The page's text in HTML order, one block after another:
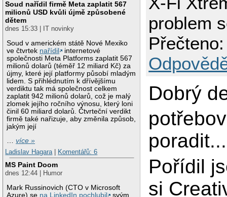
Soud nařídil firmě Meta zaplatit 567
milionů USD kvůli újmě způsobené
dětem
dnes 15:33 | IT novinky
Soud v americkém státě Nové Mexiko
ve čtvrtek nařídil
internetové
společnosti Meta Platforms zaplatit 567
milionů dolarů (téměř 12 miliard Kč) za
újmy, které její platformy působí mladým
lidem. S přihlédnutím k dřívějšímu
verdiktu tak má společnost celkem
zaplatit 942 milionů dolarů, což je malý
zlomek jejího ročního výnosu, který loni
činil 60 miliard dolarů. Čtvrteční verdikt
firmě také nařizuje, aby změnila způsob,
jakým její
…více »
Ladislav Hagara
Komentářů: 6
MS Paint Doom
dnes 12:44 | Humor
Mark Russinovich (CTO v Microsoft
Azure) se na LinkedIn pochlubil
svým
problem
Dobrý
poradit...
Pořídil
si